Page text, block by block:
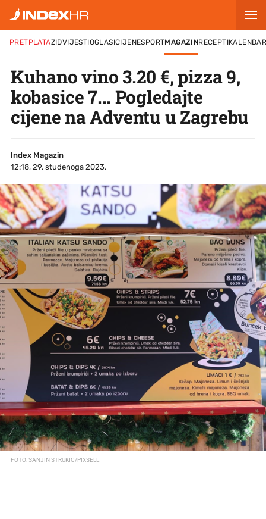
PRETPLATAZIDVIJESTIOGLASICIJENESPORTMAGAZINRECEPTI
Kuhano vino 3.20 €, pizza 9,
kobasice 7... Pogledajte
cijene na Adventu u Zagrebu
Index Magazin
12:18, 29. studenoga 2023.
FOTO: SANJIN STRUKIC/PIXSELL